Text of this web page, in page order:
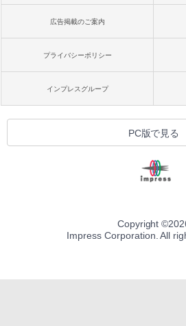
広告掲載のご案内
プライバシーポリシー
インプレスグループ
PC版で見る
Copyright ©
Impress Corporation. All